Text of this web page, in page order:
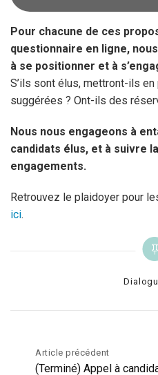
Pour chacune de ces
questionnaire en ligne,
à se positionner et à
S’ils sont élus, mettront-ils
suggérées ? Ont-ils des
Nous nous engageons à
candidats élus, et à suivre
engagements.
Retrouvez le plaidoyer pour
ici.
Navigation
Article précédent
(Terminé) Appel à